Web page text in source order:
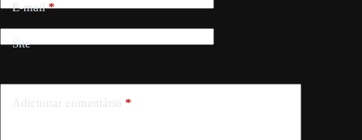
E-mail*
Site
Adicionar comentário *